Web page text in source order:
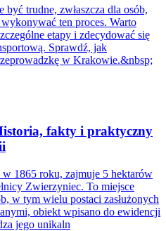
trudne, zwłaszcza dla osób,
ten proces. Warto
etapy i zdecydować się
Sprawdź, jak
w Krakowie.&nbsp;
fakty i praktyczny
w 1865 roku, zajmuje 5 hektarów
Zwierzyniec. To miejsce
w tym wielu postaci zasłużonych
obiekt wpisano do ewidencji
jego unikaln